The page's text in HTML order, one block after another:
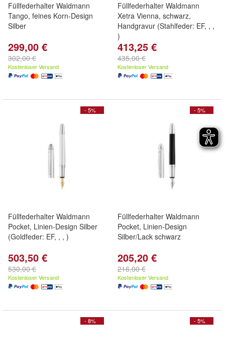
Füllfederhalter Waldmann
Tango, feines Korn-Design
Silber
299,00 €
302,00 €
Kostenloser Versand
Füllfederhalter Waldmann
Xetra Vienna, schwarz,
Handgravur (Stahlfeder: EF, , ,
)
413,25 €
435,00 €
Kostenloser Versand
- 5%
Füllfederhalter Waldmann
Pocket, Linien-Design Silber
(Goldfeder: EF, , , )
503,50 €
530,00 €
Kostenloser Versand
- 5%
Füllfederhalter Waldmann
Pocket, Linien-Design
Silber/Lack schwarz
205,20 €
216,00 €
Kostenloser Versand
- 8% - 5%